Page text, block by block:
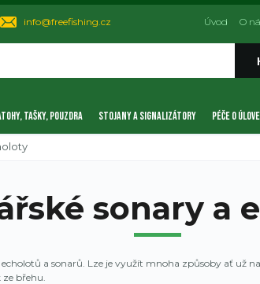
info@freefishing.cz Úvod O
TAŠKY, POUZDRA STOJANY A SIGNALIZÁTORY PÉČE O
sonary a
a sonarů. Lze je využít mnoha způsoby ať už
břehu.